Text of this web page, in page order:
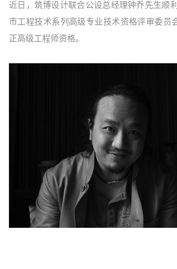
近日，筑博设计联合公设总经理钟乔先生顺
市工程技术系列高级专业技术资格评审委员
正高级工程师资格。